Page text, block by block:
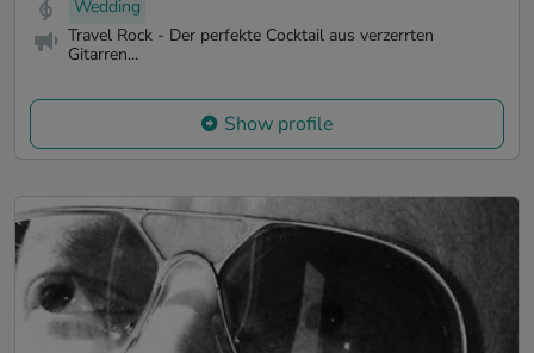
Wedding
Travel Rock - Der perfekte Cocktail aus verzerrten
Gitarren...
Show profile